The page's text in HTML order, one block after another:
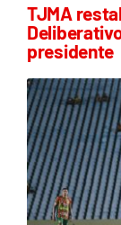
TJMA
presidente